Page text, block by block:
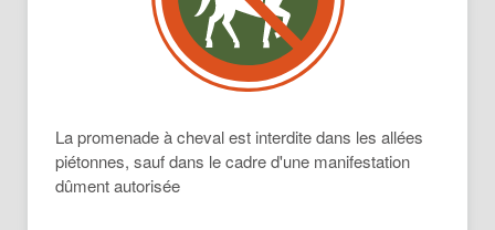
La promenade à cheval est interdite dans les allées
piétonnes, sauf dans le cadre d'une manifestation
dûment autorisée